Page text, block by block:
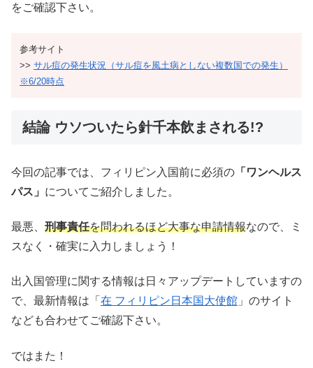
をご確認下さい。
参考サイト
>> サル痘の発生状況（サル痘を風土病としない複数国での発生）
※6/20時点
結論 ウソついたら針千本飲まされる!?
今回の記事では、フィリピン入国前に必須の 「ワンヘルス
パス」 についてご紹介しました。
最悪、 刑事責任を問われるほど大事な申請情報なので、ミ
スなく・確実に入力しましょう！
出入国管理に関する情報は日々アップデートしていますの
で、最新情報は「 在 フィリピン日本国大使館 」のサイト
なども合わせてご確認下さい。
ではまた！